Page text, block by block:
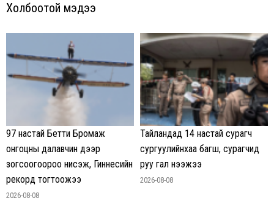
Холбоотой мэдээ
97 настай Бетти Бромаж
онгоцны далавчин дээр
зогсоогоороо нисэж, Гиннесийн
рекорд тогтоожээ
2026-08-08
Тайландад 14 настай сурагч
сургуулийнхаа багш, сурагчид
руу гал нээжээ
2026-08-08